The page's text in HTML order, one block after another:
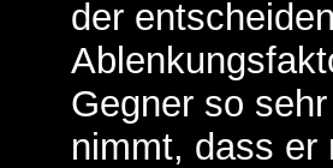
der
Gegner so
nimmt, dass er